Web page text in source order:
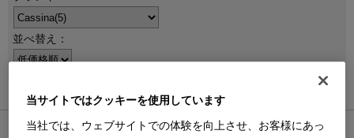
MAGAZINE
SUPPORT
CATALOGUES
並べ替え：
件あります
当サイトではクッキーを使用しています
当社では、ウェブサイトでの体験を向上させ、お客様にあっ